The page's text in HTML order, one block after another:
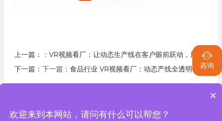
上一篇： ： VR视频看厂：让动态生产线在客户眼前跃动，用产线征服客户，让工艺细节开口说话，合作从“活”的工厂开始！
下一篇： 下一篇： 食品行业 VR视频看厂：动态产线全透明，身临其境，云端验厂，彻底炸碎那道不信任的墙！

咨询

咨询
×
欢迎来到本网站，请问有什么可以帮您？